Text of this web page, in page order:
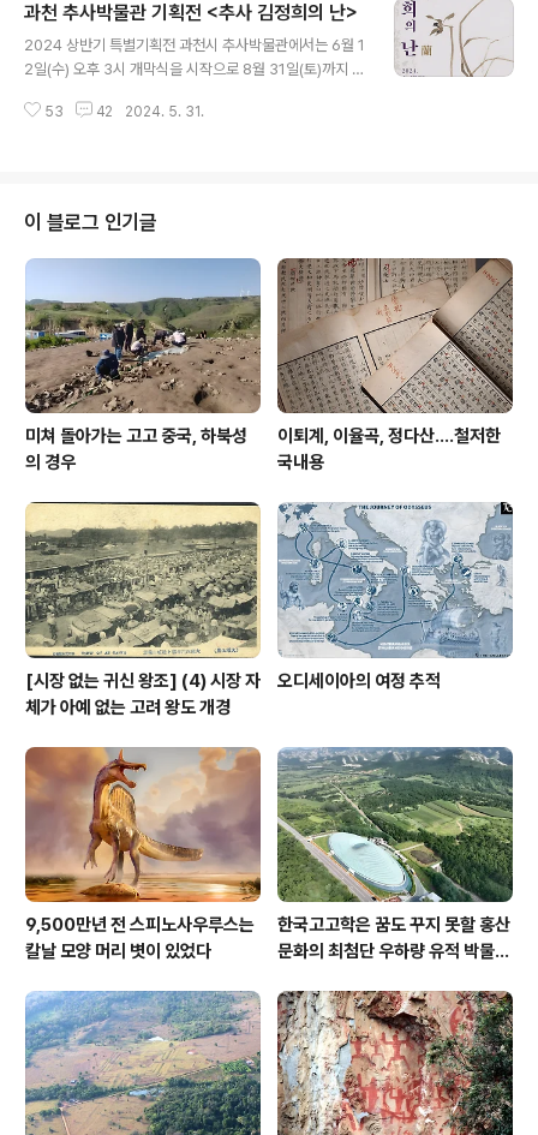
다를 낀 데라 통나무배? 조금 이상하다. 그보다는 저것들이
무슨 조합 관계가 성립한다면 액체 같은 것을 퍼내는 도구
가 아닐까 하는데 군곡리 유적을 국제항구로 자리매김하고
다. 저 부뚜막은 실물인지 모형인지 사진만으로는 언뜻 판
과천 추사박물관 기획전 <추사 김정희의 난>
2024 상반기 특별기획전 과천시 추사박물관에서는 6월 1
2일(수) 오후 3시 개막식을 시작으로 8월 31일(토)까지 이
은 추사의 난蘭에 초점을 맞추어 추사가 지향한 예술을 한
는 작품으로 추사의 학문과 예술의 지향점을 볼 수 있다. 2
부 '추사의 난 계승'에서는 추사의 난 그림이 그의 제자들을
통해 조선 말기 화단에 미친 영향을 살핀다. 추사의 묵란화
이론과 기법은 당대 사대부에서 중인 계층에 이르기까지
큰 영향을 미쳤는데, 석파 이하응(1820~1898), 소치 허
련(1808..
53 42 2024. 5. 31.
이 블로그 인기글
미쳐 돌아가는 고고 중국, 하북성
의 경우
이퇴계, 이율곡, 정다산....철저한
국내용
[시장 없는 귀신 왕조] (4) 시장 자
체가 아예 없는 고려 왕도 개경
오디세이아의 여정 추적
9,500만년 전 스피노사우루스는
칼날 모양 머리 볏이 있었다
한국고고학은 꿈도 꾸지 못할 홍산
문화의 최첨단 우하량 유적 박물관